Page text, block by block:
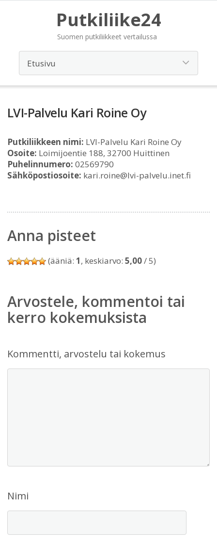
Putkiliike24
Suomen putkiliikkeet vertailussa
LVI-Palvelu Kari Roine Oy
Putkiliikkeen nimi: LVI-Palvelu Kari Roine Oy
Osoite: Loimijoentie 188, 32700 Huittinen
Puhelinnumero: 02569790
Sähköpostiosoite: kari.roine@lvi-palvelu.inet.fi
Anna pisteet
(ääniä: 1, keskiarvo: 5,00/ 5)
Arvostele, kommentoi tai
kerro kokemuksista
Kommentti, arvostelu tai kokemus
Nimi